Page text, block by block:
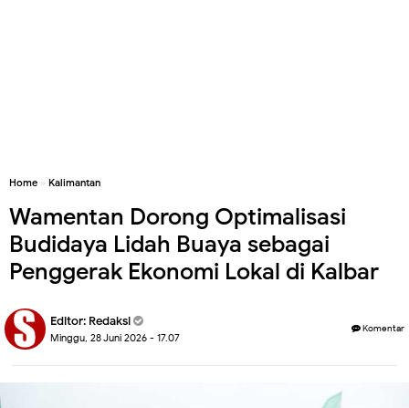
Home » Kalimantan
Wamentan Dorong Optimalisasi
Budidaya Lidah Buaya sebagai
Penggerak Ekonomi Lokal di Kalbar
Editor: Redaksi
Minggu, 28 Juni 2026 - 17.07
Komentar